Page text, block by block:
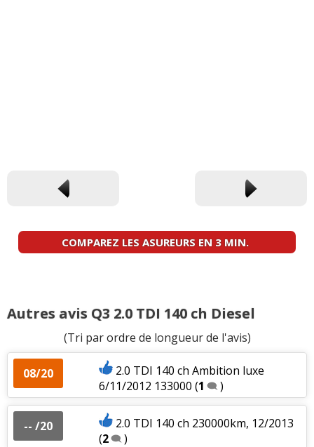
COMPAREZ LES ASUREURS EN 3 MIN.
Autres avis Q3 2.0 TDI 140 ch Diesel
(Tri par ordre de longueur de l'avis)
08/20
2.0 TDI 140 ch Ambition luxe
6/11/2012 133000 (1 )
-- /20
2.0 TDI 140 ch 230000km, 12/2013
(2 )